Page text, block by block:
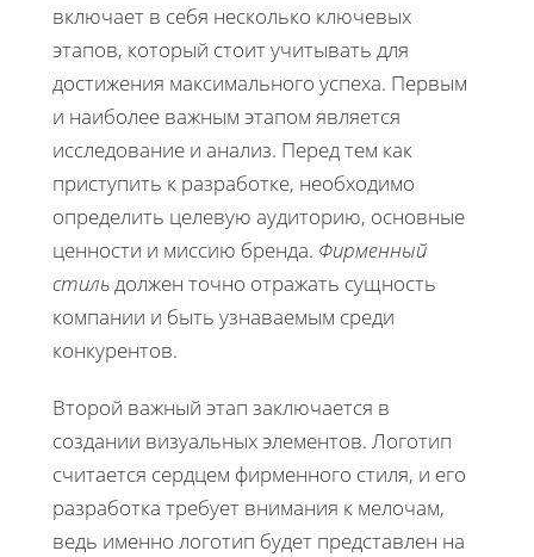
включает в себя несколько ключевых
этапов, который стоит учитывать для
достижения максимального успеха. Первым
и наиболее важным этапом является
исследование и анализ. Перед тем как
приступить к разработке, необходимо
определить целевую аудиторию, основные
ценности и миссию бренда. Фирменный
стильдолжен точно отражать сущность
компании и быть узнаваемым среди
конкурентов.
Второй важный этап заключается в
создании визуальных элементов. Логотип
считается сердцем фирменного стиля, и его
разработка требует внимания к мелочам,
ведь именно логотип будет представлен на